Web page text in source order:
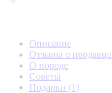
Описание
Отзывы о продавце
О породе
Советы
Подарки (1)